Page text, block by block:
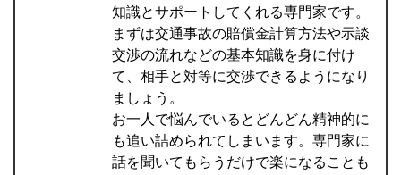
知識とサポートしてくれる専門家です。
まずは交通事故の賠償金計算方法や示談
交渉の流れなどの基本知識を身に付け
て、相手と対等に交渉できるようになり
ましょう。
お一人で悩んでいるとどんどん精神的に
も追い詰められてしまいます。専門家に
話を聞いてもらうだけで楽になることも